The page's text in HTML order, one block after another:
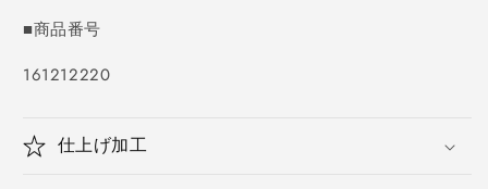
■商品番号
SKU:
161212220
仕上げ加工